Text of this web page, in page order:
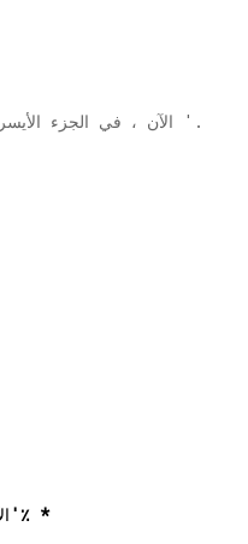
5. الآن ، في الجزء '.
'٪ 1'٪ *